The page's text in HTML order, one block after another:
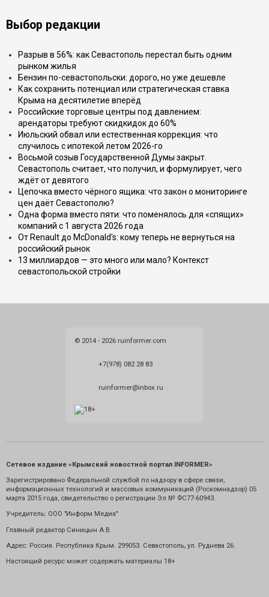
Выбор редакции
Разрыв в 56%: как Севастополь перестал быть одним
рынком жилья
Бензин по-севастопольски: дорого, но уже дешевле
Как сохранить потенциал или стратегическая ставка
Крыма на десятилетие вперёд
Российские торговые центры под давлением:
арендаторы требуют скидкидок до 60%
Июльский обвал или естественная коррекция: что
случилось с ипотекой летом 2026-го
Восьмой созыв Государственной Думы закрыт.
Севастополь считает, что получил, и формулирует, чего
ждёт от девятого
Цепочка вместо чёрного ящика: что закон о мониторинге
цен даёт Севастополю?
Одна форма вместо пяти: что поменялось для «спящих»
компаний с 1 августа 2026 года
От Renault до McDonald's: кому теперь не вернуться на
российский рынок
13 миллиардов — это много или мало? Контекст
севастопольской стройки
© 2014 - 2026 ruinformer.com
+7(978) 082 28 83
ruinformer@inbox.ru
Сетевое издание «Крымский новостной портал INFORMER»
Зарегистрировано Федеральной службой по надзору в сфере связи,
информационных технологий и массовых коммуникаций (Роскомнадзор) 05
марта 2015 года, свидетельство о регистрации Эл № ФС77-60943.
Учредитель: ООО "Информ Медиа"
Главный редактор Синицын А.В.
Адрес: Россия. Республика Крым. 299053. Севастополь, ул. Руднева 26.
Настоящий ресурс может содержать материалы 18+